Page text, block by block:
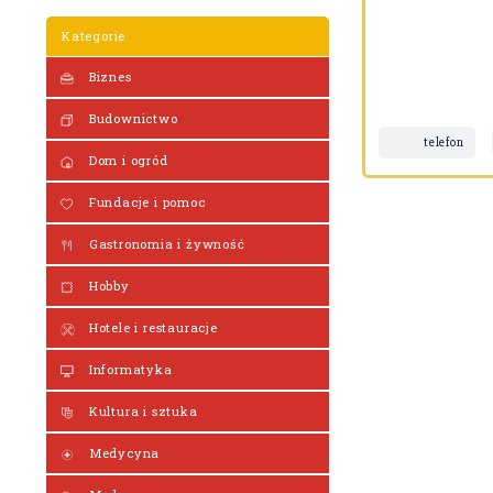
Kategorie
Biznes
Budownictwo
Dom i ogród
Fundacje i pomoc
Gastronomia i żywność
Hobby
Hotele i restauracje
Informatyka
Kultura i sztuka
Medycyna
telefon